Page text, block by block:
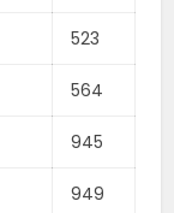
523
564
945
949